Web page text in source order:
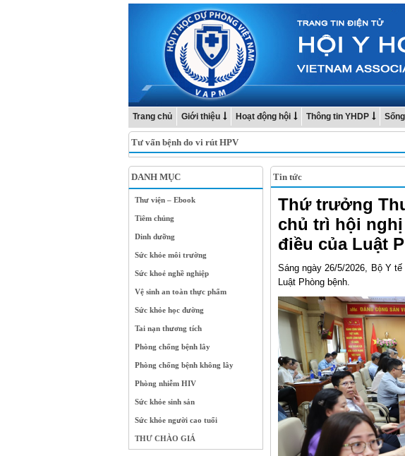
Trang chủ Giới thiệu Hoạt động hội Thông tin YHDP
Tư vấn bệnh do vi rút HPV
DANH MỤC
Thư viện – Ebook
Tiêm chủng
Dinh dưỡng
Sức khỏe môi trường
Sức khoẻ nghề nghiệp
Vệ sinh an toàn thực phẩm
Sức khỏe học đường
Tai nạn thương tích
Phòng chống bệnh lây
Phòng chống bệnh không lây
Phòng nhiễm HIV
Sức khỏe sinh sản
Sức khỏe người cao tuổi
THƯ CHÀO GIÁ
Tin tức
Thứ trưởng
chủ trì hội
điều của Luật
Sáng ngày 26/5/2026, Bộ Y
Luật Phòng bệnh.